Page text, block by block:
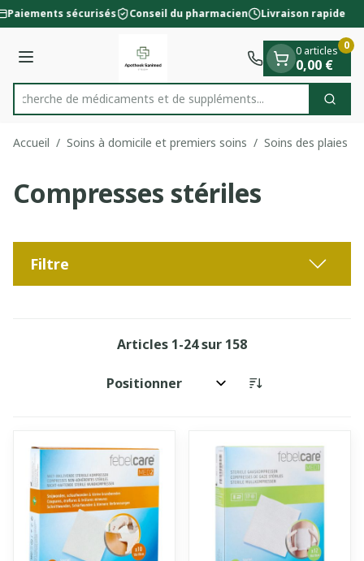
Aller au contenu
1 de 1
Paiements sécurisés Conseil du pharmacien Livraison rapide
Menu
Rechercher
Recherche de médicaments et de sup
0 articles
0,00 €
0
Accueil / Soins à domicile et premiers soins / Soins des plaies
Compresses stériles
Filtre
Articles 1-24sur 158
Trier par: